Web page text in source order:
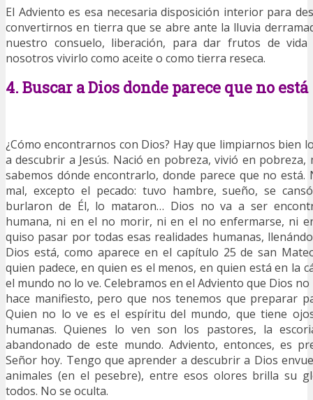
El Adviento es esa necesaria disposición interior para
convertirnos en tierra que se abre ante la lluvia
nuestro consuelo, liberación, para dar frutos de vida
nosotros vivirlo como aceite o como tierra reseca.
4. Buscar a Dios donde parece que no está
¿Cómo encontrarnos con Dios? Hay que limpiarnos bien
a descubrir a Jesús. Nació en pobreza, vivió en pobreza,
sabemos dónde encontrarlo, donde parece que no está.
mal, excepto el pecado: tuvo hambre, sueño, se
burlaron de Él, lo mataron… Dios no va a ser
humana, ni en el no morir, ni en el no enfermarse, ni
quiso pasar por todas esas realidades humanas,
Dios está, como aparece en el capítulo 25 de san
quien padece, en quien es el menos, en quien está en la
el mundo no lo ve. Celebramos en el Adviento que Dios
hace manifiesto, pero que nos tenemos que preparar
Quien no lo ve es el espíritu del mundo, que tiene
humanas. Quienes lo ven son los pastores, la
abandonado de este mundo. Adviento, entonces, es
Señor hoy. Tengo que aprender a descubrir a Dios
animales (en el pesebre), entre esos olores brilla su
todos. No se oculta.